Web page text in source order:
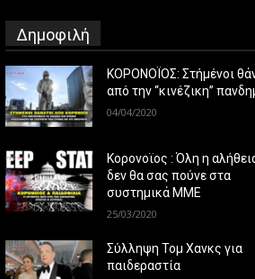
Δημοφιλή
ΚΟΡΟΝΟΪΟΣ: Στήμένοι
από την “κινέζικη”
04/04/2020
Κορονοϊος : Όλη η
δεν θα σας πούνε στα
συστημικά ΜΜΕ
25/03/2020
Σύλληψη Τομ Χανκς για
παιδεραστία